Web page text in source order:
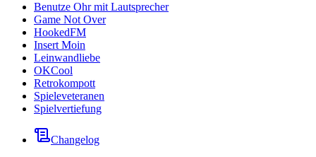
Benutze Ohr mit Lautsprecher
Game Not Over
HookedFM
Insert Moin
Leinwandliebe
OKCool
Retrokompott
Spieleveteranen
Spielvertiefung
Changelog